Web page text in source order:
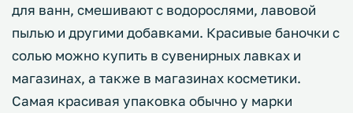
для ванн, смешивают с водорослями, лавовой
пылью и другими добавками. Красивые баночки с
солью можно купить в сувенирных лавках и
магазинах, а также в магазинах косметики.
Самая красивая упаковка обычно у марки